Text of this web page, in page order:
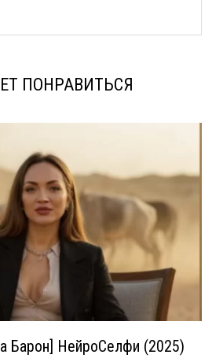
ПОНРАВИТЬСЯ
Барон] НейроСелфи (2025)